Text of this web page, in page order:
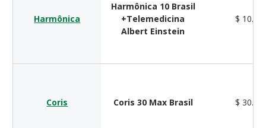
Harmônica
Harmônica 10 Brasil
+Telemedicina
Albert Einstein
$
Coris Coris 30 Max Brasil $